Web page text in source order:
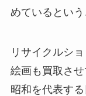
めているという
リサイクルシ
絵画も買取させ
昭和を代表す